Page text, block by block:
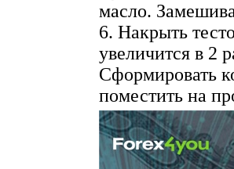
масло.
6. Накрыть
увеличится в 2
Сформировать
поместить на